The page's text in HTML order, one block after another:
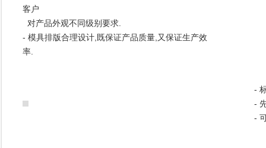
客户
对产品外观不同级别要求.
- 模具排版合理设计,既保证产品质量,又保证生产效
率.
-
-
-